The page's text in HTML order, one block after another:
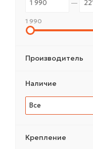
1 990
Производитель
Наличие
Все
Крепление